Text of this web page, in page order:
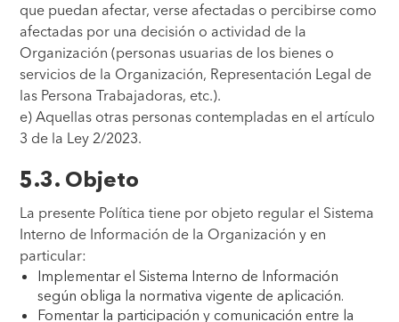
que puedan afectar, verse afectadas o percibirse como
afectadas por una decisión o actividad de la
Organización (personas usuarias de los bienes o
servicios de la Organización, Representación Legal de
las Persona Trabajadoras, etc.).
e) Aquellas otras personas contempladas en el artículo
3 de la Ley 2/2023.
5.3. Objeto
La presente Política tiene por objeto regular el Sistema
Interno de Información de la Organización y en
particular:
Implementar el Sistema Interno de Información
según obliga la normativa vigente de aplicación.
Fomentar la participación y comunicación entre la